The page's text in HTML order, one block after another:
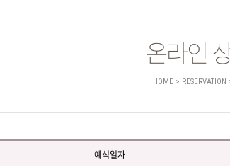
온라인
HOME >
예식일자